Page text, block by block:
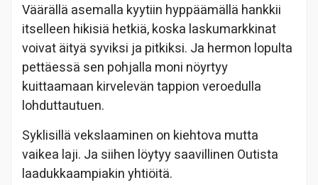
Väärällä asemalla kyytiin hyppäämällä hankkii
itselleen hikisiä hetkiä, koska laskumarkkinat
voivat äityä syviksi ja pitkiksi. Ja hermon lopulta
pettäessä sen pohjalla moni nöyrtyy
kuittaamaan kirvelevän tappion veroedulla
lohduttautuen.
Syklisillä vekslaaminen on kiehtova mutta
vaikea laji. Ja siihen löytyy saavillinen Outista
laadukkaampiakin yhtiöitä.